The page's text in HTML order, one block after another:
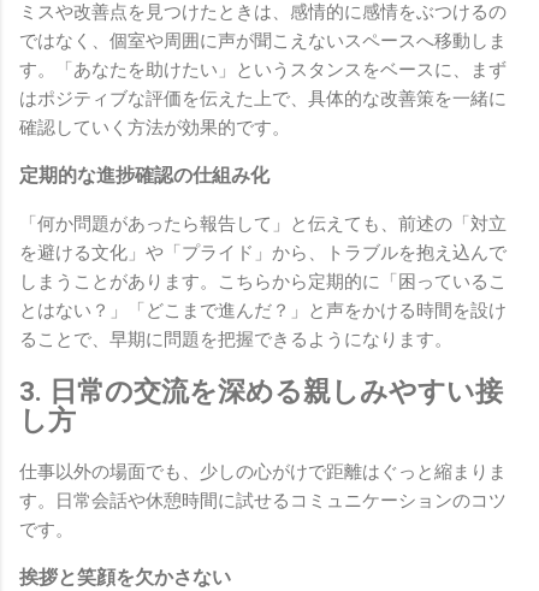
ミスや改善点を見つけたときは、感情的に感情をぶつけるの
ではなく、個室や周囲に声が聞こえないスペースへ移動しま
す。「あなたを助けたい」というスタンスをベースに、まず
はポジティブな評価を伝えた上で、具体的な改善策を一緒に
確認していく方法が効果的です。
定期的な進捗確認の仕組み化
「何か問題があったら報告して」と伝えても、前述の「対立
を避ける文化」や「プライド」から、トラブルを抱え込んで
しまうことがあります。こちらから定期的に「困っているこ
とはない？」「どこまで進んだ？」と声をかける時間を設け
ることで、早期に問題を把握できるようになります。
3. 日常の交流を深める親しみやすい接
し方
仕事以外の場面でも、少しの心がけで距離はぐっと縮まりま
す。日常会話や休憩時間に試せるコミュニケーションのコツ
です。
挨拶と笑顔を欠かさない